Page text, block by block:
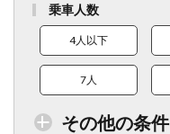
乗車人数
4人以下
7人
その他の条件